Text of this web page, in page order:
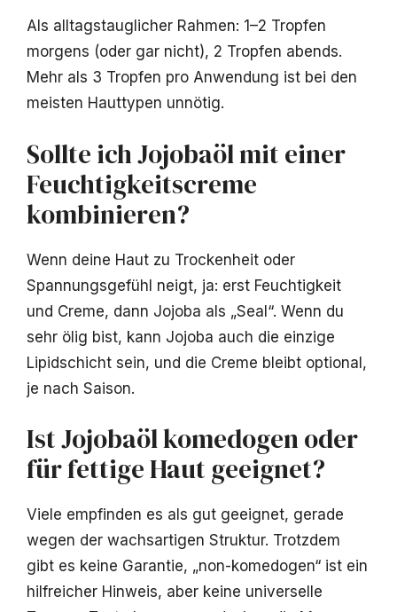
Als alltagstauglicher Rahmen: 1–2 Tropfen
morgens (oder gar nicht), 2 Tropfen abends.
Mehr als 3 Tropfen pro Anwendung ist bei den
meisten Hauttypen unnötig.
Sollte ich Jojobaöl mit einer
Feuchtigkeitscreme
kombinieren?
Wenn deine Haut zu Trockenheit oder
Spannungsgefühl neigt, ja: erst Feuchtigkeit
und Creme, dann Jojoba als „Seal“. Wenn du
sehr ölig bist, kann Jojoba auch die einzige
Lipidschicht sein, und die Creme bleibt optional,
je nach Saison.
Ist Jojobaöl komedogen oder
für fettige Haut geeignet?
Viele empfinden es als gut geeignet, gerade
wegen der wachsartigen Struktur. Trotzdem
gibt es keine Garantie, „non-komedogen“ ist ein
hilfreicher Hinweis, aber keine universelle